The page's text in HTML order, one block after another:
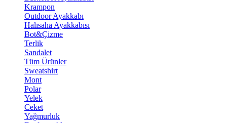
Krampon
Outdoor Ayakkabı
Halısaha Ayakkabısı
Bot&Çizme
Terlik
Sandalet
Tüm Ürünler
Sweatshirt
Mont
Polar
Yelek
Ceket
Yağmurluk